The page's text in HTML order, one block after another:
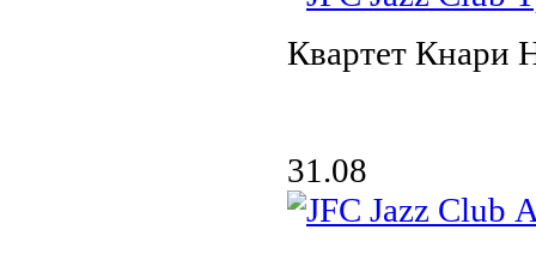
Квартет Кнари
31.08